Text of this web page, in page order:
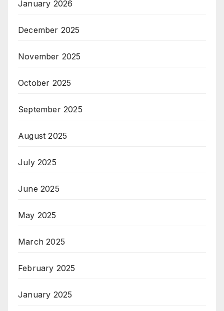
January 2026
December 2025
November 2025
October 2025
September 2025
August 2025
July 2025
June 2025
May 2025
March 2025
February 2025
January 2025